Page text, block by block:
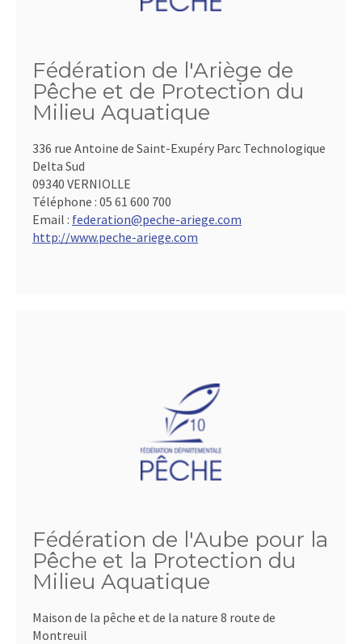
Fédération de l'Ariège de
Pêche et de Protection du
Milieu Aquatique
336 rue Antoine de Saint-Exupéry Parc Technologique
Delta Sud
09340 VERNIOLLE
Téléphone : 05 61 600 700
Email : federation@peche-ariege.com
http://www.peche-ariege.com
Fédération de l'Aube pour la
Pêche et la Protection du
Milieu Aquatique
Maison de la pêche et de la nature 8 route de
Montreuil